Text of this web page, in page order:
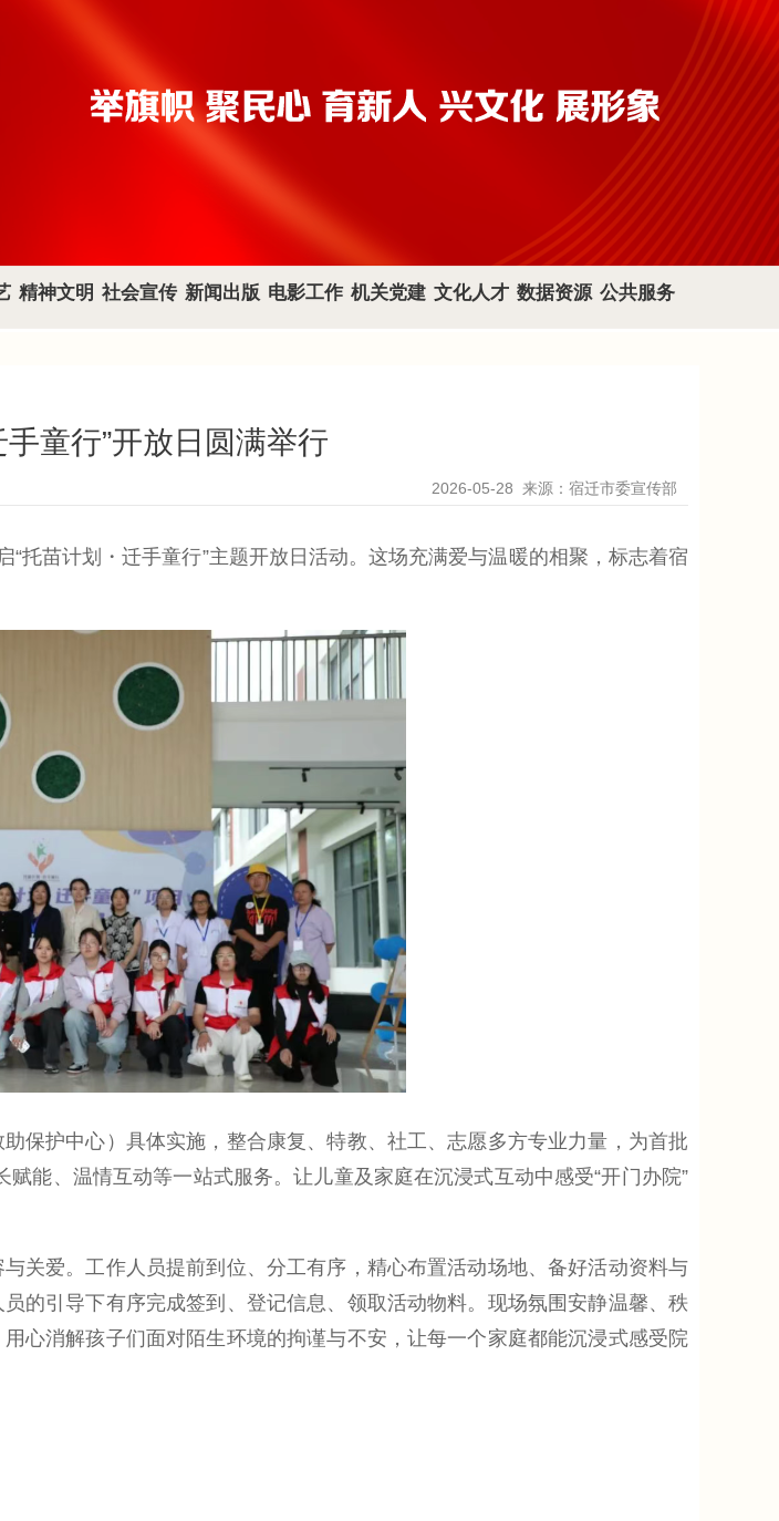
精神文明 社会宣传 新闻出版 电影工作 机关党建 文化人才 数据资源 公共服务
手童行”开放日圆满举行
2026-05-28 来源：宿迁市委宣传部
苗计划・迁手童行”主题开放日活动。这场充满爱与温暖的相聚，标志着宿
护中心）具体实施，整合康复、特教、社工、志愿多方专业力量，为首批
能、温情互动等一站式服务。让儿童及家庭在沉浸式互动中感受“开门办院”
爱。工作人员提前到位、分工有序，精心布置活动场地、备好活动资料与
的引导下有序完成签到、登记信息、领取活动物料。现场氛围安静温馨、秩
心消解孩子们面对陌生环境的拘谨与不安，让每一个家庭都能沉浸式感受院